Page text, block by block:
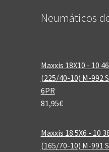
Neumáticos
Maxxis 18X10 - 10
(225/40-10) M-992
6PR
81,95€
Maxxis 18.5X6 - 10
(165/70-10) M-991